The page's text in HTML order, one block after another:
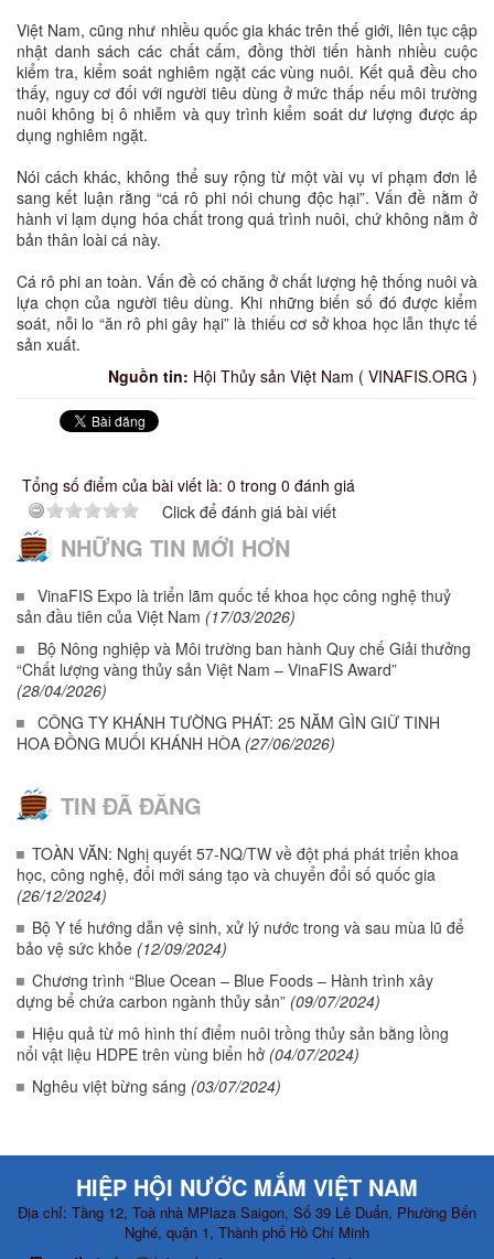
Việt Nam, cũng như nhiều quốc gia khác trên thế giới, liên tục cập
nhật danh sách các chất cấm, đồng thời tiến hành nhiều cuộc
kiểm tra, kiểm soát nghiêm ngặt các vùng nuôi. Kết quả đều cho
thấy, nguy cơ đối với người tiêu dùng ở mức thấp nếu môi trường
nuôi không bị ô nhiễm và quy trình kiểm soát dư lượng được áp
dụng nghiêm ngặt.
Nói cách khác, không thể suy rộng từ một vài vụ vi phạm đơn lẻ
sang kết luận rằng “cá rô phi nói chung độc hại”. Vấn đề nằm ở
hành vi lạm dụng hóa chất trong quá trình nuôi, chứ không nằm ở
bản thân loài cá này.
Cá rô phi an toàn. Vấn đề có chăng ở chất lượng hệ thống nuôi và
lựa chọn của người tiêu dùng. Khi những biến số đó được kiểm
soát, nỗi lo “ăn rô phi gây hại” là thiếu cơ sở khoa học lẫn thực tế
sản xuất.
Nguồn tin: Hội Thủy sản Việt Nam ( VINAFIS.ORG )
Tổng số điểm của bài viết là: 0 trong 0 đánh giá
Click để đánh giá bài viết
NHỮNG TIN MỚI HƠN
VinaFIS Expo là triển lãm quốc tế khoa học công nghệ thuỷ
sản đầu tiên của Việt Nam (17/03/2026)
Bộ Nông nghiệp và Môi trường ban hành Quy chế Giải thưởng
“Chất lượng vàng thủy sản Việt Nam – VinaFIS Award”
(28/04/2026)
CÔNG TY KHÁNH TƯỜNG PHÁT: 25 NĂM GÌN GIỮ TINH
HOA ĐỒNG MUỐI KHÁNH HÒA (27/06/2026)
TIN ĐÃ ĐĂNG
TOÀN VĂN: Nghị quyết 57-NQ/TW về đột phá phát triển khoa
học, công nghệ, đổi mới sáng tạo và chuyển đổi số quốc gia
(26/12/2024)
Bộ Y tế hướng dẫn vệ sinh, xử lý nước trong và sau mùa lũ để
bảo vệ sức khỏe (12/09/2024)
Chương trình “Blue Ocean – Blue Foods – Hành trình xây
dựng bể chứa carbon ngành thủy sản” (09/07/2024)
Hiệu quả từ mô hình thí điểm nuôi trồng thủy sản bằng lồng
nổi vật liệu HDPE trên vùng biển hở (04/07/2024)
Nghêu việt bừng sáng (03/07/2024)
HIỆP HỘI NƯỚC MẮM VIỆT NAM
Địa chỉ: Tầng 12, Toà nhà MPlaza Saigon, Số 39 Lê Duẩn, Phường Bến
Nghé, quận 1, Thành phố Hồ Chí Minh